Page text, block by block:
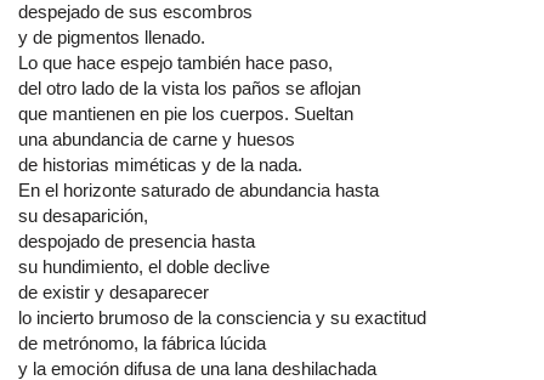
despejado de sus escombros
y de pigmentos llenado.
Lo que hace espejo también hace paso,
del otro lado de la vista los paños se aflojan
que mantienen en pie los cuerpos. Sueltan
una abundancia de carne y huesos
de historias miméticas y de la nada.
En el horizonte saturado de abundancia hasta
su desaparición,
despojado de presencia hasta
su hundimiento, el doble declive
de existir y desaparecer
lo incierto brumoso de la consciencia y su exactitud
de metrónomo, la fábrica lúcida
y la emoción difusa de una lana deshilachada